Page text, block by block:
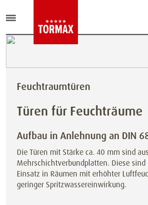
Feuchtraumtüren
Türen für Feuchträume
Aufbau in Anlehnung an DIN
Die Türen mit Stärke ca. 40 mm sind aus
Mehrschichtverbundplatten. Diese
Einsatz in Räumen miterhöhter
geringer Spritzwassereinwirkung.